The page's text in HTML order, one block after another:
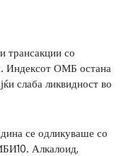
трансакции со
Индексот ОМБ остана
слаба ликвидност во
се одликуваше со
Алкалоид,